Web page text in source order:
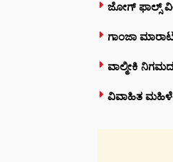
ಜೋಗ್ ಫಾಲ್ಸ್
ಗಾಂಜಾ
ವಾಲ್ಮೀಕಿ
ವಿವಾಹಿತ